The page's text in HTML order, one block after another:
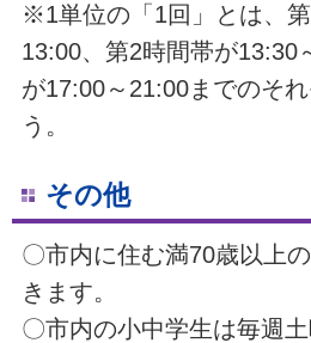
※1単位の「1回」とは、
13:00、第2時間帯が13:30
が17:00～21:00までのそ
う。
その他
〇市内に住む満70歳以上
きます。
〇市内の小中学生は毎週